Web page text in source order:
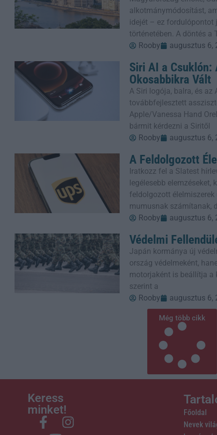
alkotmánymódosítást,
idejét – ez fordulópontot
történetében. A döntés a
Rooby
augusztus 6,
Siri AI a Csuklón:
Okosabbikra Vált
A Siri logója, balra, és az
továbbfejlesztett
Apple/Vanessa Hand
bármit kérdezni a Siritől
Rooby
augusztus 6,
A Feldolgozott
Iratkozz fel a Slatest
legélesebb
feldolgozott
mumusnak számítanak,
Rooby
augusztus 6,
Védelmi
Japán kormánya új
ország védelmeként,
motorjaként is beállítja a
szerint a
Rooby
augusztus 6,
Még több cikk
Keress
minket!
Főoldal
Nevek